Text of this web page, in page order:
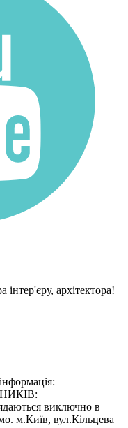
інтер'єру, архітектора!
виключно в
м.Київ, вул.Кільцева